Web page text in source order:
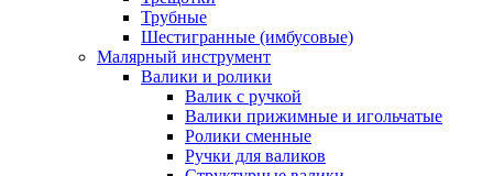
Трубные
Шестигранные (имбусовые)
Малярный инструмент
Валики и ролики
Валик с ручкой
Валики прижимные и игольчатые
Ролики сменные
Ручки для валиков